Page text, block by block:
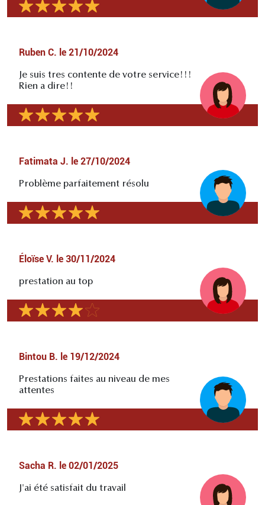
Ruben C. le 21/10/2024
Je suis tres contente de votre service!!!
Rien a dire!!
Fatimata J. le 27/10/2024
Problème parfaitement résolu
Éloïse V. le 30/11/2024
prestation au top
Bintou B. le 19/12/2024
Prestations faites au niveau de mes
attentes
Sacha R. le 02/01/2025
J'ai été satisfait du travail